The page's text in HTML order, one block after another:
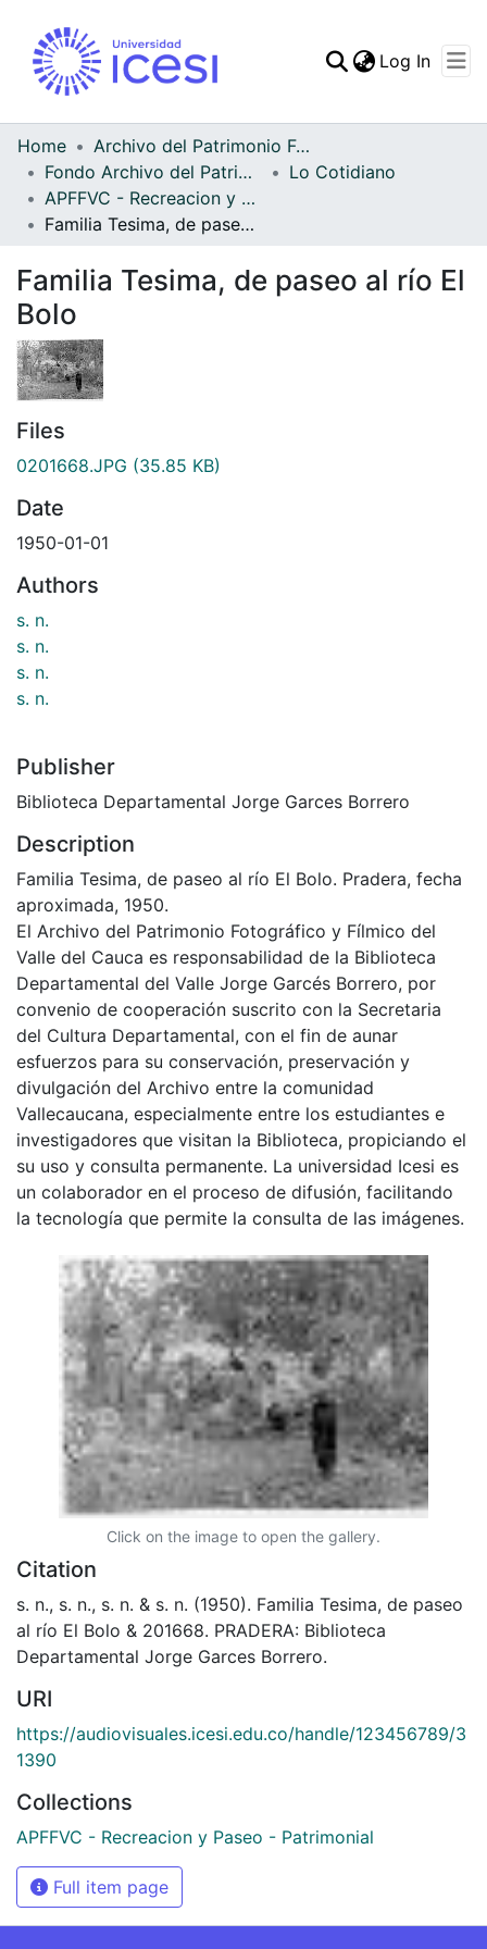
Statistics
Log In
Home
Archivo del Patrimonio Fotográfico y Fílmico del Valle del Cauca
Fondo Archivo del Patrimonio Fotográfico y Fílmico del Valle del Cauca
Lo Cotidiano
APFFVC - Recreacion y Paseo - Patrimonial
Familia Tesima, de paseo al río El Bolo
Familia Tesima, de paseo al río El
Bolo
Files
0201668.JPG (35.85 KB)
Date
1950-01-01
Authors
s. n.
s. n.
s. n.
s. n.
Publisher
Biblioteca Departamental Jorge Garces Borrero
Description
Familia Tesima, de paseo al río El Bolo. Pradera, fecha
aproximada, 1950.
El Archivo del Patrimonio Fotográfico y Fílmico del
Valle del Cauca es responsabilidad de la Biblioteca
Departamental del Valle Jorge Garcés Borrero, por
convenio de cooperación suscrito con la Secretaria
del Cultura Departamental, con el fin de aunar
esfuerzos para su conservación, preservación y
divulgación del Archivo entre la comunidad
Vallecaucana, especialmente entre los estudiantes e
investigadores que visitan la Biblioteca, propiciando el
su uso y consulta permanente. La universidad Icesi es
un colaborador en el proceso de difusión, facilitando
la tecnología que permite la consulta de las imágenes.
Click on the image to open the gallery.
Citation
s. n., s. n., s. n. & s. n. (1950). Familia Tesima, de paseo
al río El Bolo & 201668. PRADERA: Biblioteca
Departamental Jorge Garces Borrero.
URI
https://audiovisuales.icesi.edu.co/handle/123456789/3
1390
Collections
APFFVC - Recreacion y Paseo - Patrimonial
Full item page